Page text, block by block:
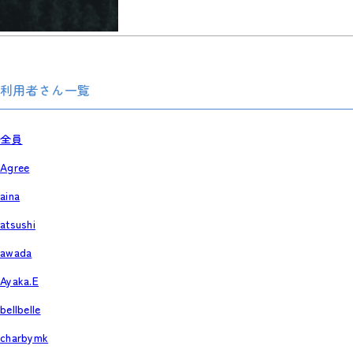
利用者さん一覧
全員
Agree
aina
atsushi
awada
Ayaka.E
bellbelle
charbymk